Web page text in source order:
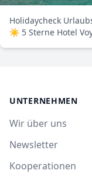
Holidaycheck
☀ 5 Sterne Hotel
UNTERNEHMEN
Wir über uns
Newsletter
Kooperationen